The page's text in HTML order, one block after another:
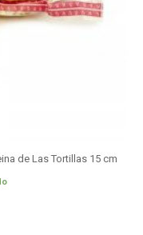
de Las Tortillas 15 cm